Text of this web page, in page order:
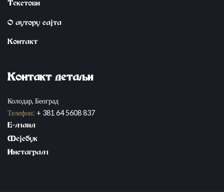
Tekstovi
О аутору сајта
Контакт
Kontakt detaqi
Колодар, Београд
Телефон: + 381 64 5608 837
E-mail
Fejsbuk
Instagram